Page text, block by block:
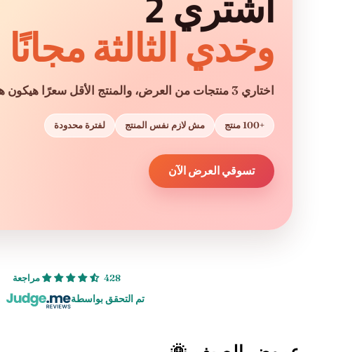
وخدي الثالثة مجانًا
اختاري 3 منتجات من العرض، والمنتج الأقل سعرًا هيكون هدية
+100 منتج مش لازم نفس المنتج لفترة محدودة
تسوقي العرض الآن
428 مراجعة
تم التحقق بواسطة